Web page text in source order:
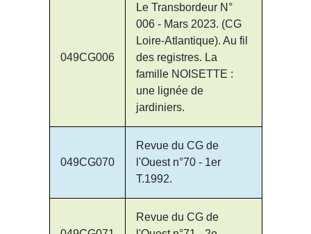
049CG006
Le Transbordeur N°
006 - Mars 2023. (CG
Loire-Atlantique). Au fil
des registres. La
famille NOISETTE :
une lignée de
jardiniers.
049CG070
Revue du CG de
l'Ouest n°70 - 1er
T.1992.
Revue du CG de